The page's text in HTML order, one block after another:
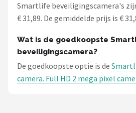
Smartlife beveiligingscamera's
€ 31,89. De gemiddelde prijs is €
Wat is de goedkoopste
beveiligingscamera?
De goedkoopste optie is de
camera. Full HD 2 mega pixel